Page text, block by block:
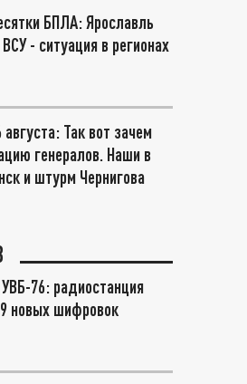
БПЛА: Ярославль
- ситуация в регионах
Так вот зачем
генералов. Наши в
и штурм Чернигова
76: радиостанция
новых шифровок